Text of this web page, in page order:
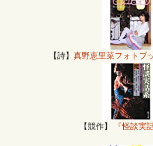
【詩】 真野恵里菜フォトブ
【競作】 『怪談実